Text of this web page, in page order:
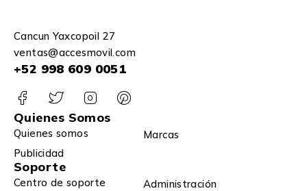
Cancun Yaxcopoil 27
ventas@accesmovil.com
+52 998 609 0051
Quienes Somos
Quienes somos
Marcas
Publicidad
Soporte
Centro de soporte
Administración